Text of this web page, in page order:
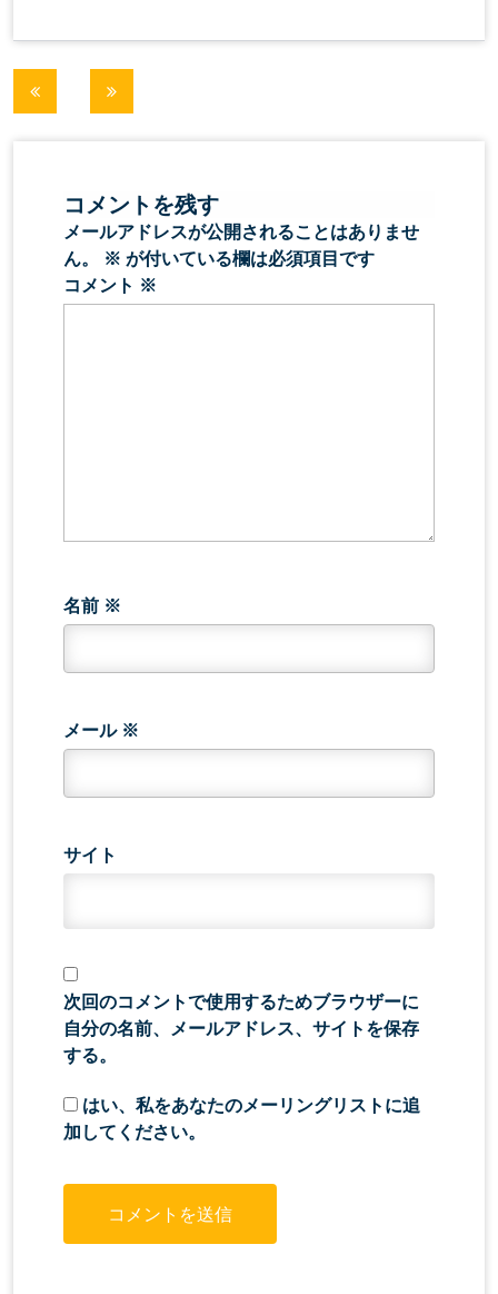
投
コメントを残す
メールアドレスが公開されることはありませ
ん。
※ が付いている欄は必須項目です
コメント ※
名前 ※
メール ※
サイト
次回のコメントで使用するためブラウザーに
自分の名前、メールアドレス、サイトを保存
する。
はい、私をあなたのメーリングリストに追
加してください。